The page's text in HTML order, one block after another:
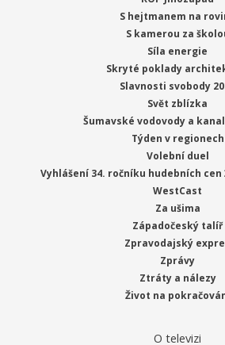
S hejtmanem na
S kamerou za
Síla energie
Skryté poklady
Slavnosti svobody
Svět zblízka
Šumavské vodovody a
Týden v regionech
Volební duel
Vyhlášení 34. ročníku hudebních cen
WestCast
Za ušima
Západočeský talíř
Zpravodajský
Zprávy
Ztráty a nálezy
Život na
O televizi